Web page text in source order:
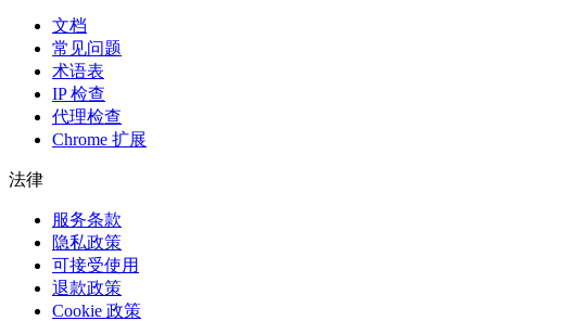
文档
常见问题
术语表
IP 检查
代理检查
Chrome 扩展
法律
服务条款
隐私政策
可接受使用
退款政策
Cookie 政策